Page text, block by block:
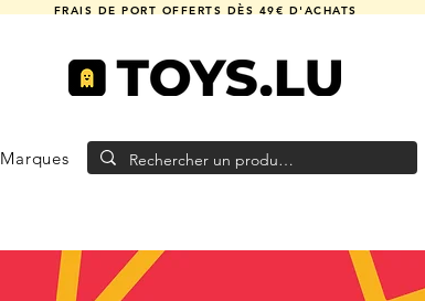
FRAIS DE PORT OFFERTS DÈS 49€ D'ACHATS
Marques